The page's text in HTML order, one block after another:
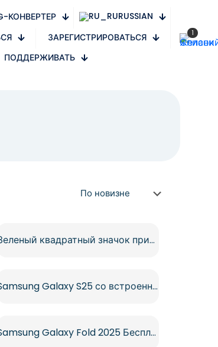
КОНВЕРТЕР
RUSSIAN
ЗАРЕГИСТРИРОВАТЬСЯ
ПОДДЕРЖИВАТЬ
1
Зеленый квадратный значок приложения WhatsApp 3D, бесплатный PNG
Samsung Galaxy S25 со встроенным ИИ Бесплатный PNG
Samsung Galaxy Fold 2025 Бесплатный PNG